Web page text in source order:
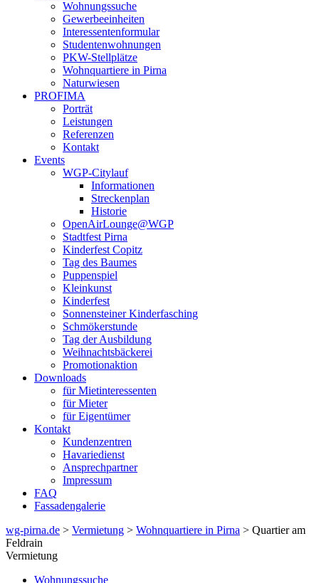
Wohnungssuche
Gewerbeeinheiten
Interessentenformular
Studentenwohnungen
PKW-Stellplätze
Wohnquartiere in Pirna
Naturwiesen
PROFIMA
Porträt
Leistungen
Referenzen
Kontakt
Events
WGP-Citylauf
Informationen
Streckenplan
Historie
OpenAirLounge@WGP
Stadtfest Pirna
Kinderfest Copitz
Tag des Baumes
Puppenspiel
Kleinkunst
Kinderfest
Sonnensteiner Kinderfasching
Schmökerstunde
Tag der Ausbildung
Weihnachtsbäckerei
Promotionaktion
Downloads
für Mietinteressenten
für Mieter
für Eigentümer
Kontakt
Kundenzentren
Havariedienst
Ansprechpartner
Impressum
FAQ
Fassadengalerie
wg-pirna.de > Vermietung > Wohnquartiere in Pirna > Quartier am
Feldrain
Vermietung
Wohnungssuche